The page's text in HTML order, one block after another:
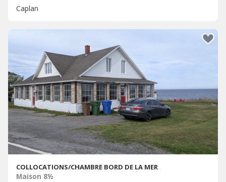
Caplan
COLLOCATIONS/CHAMBRE BORD DE LA MER
Maison 8½